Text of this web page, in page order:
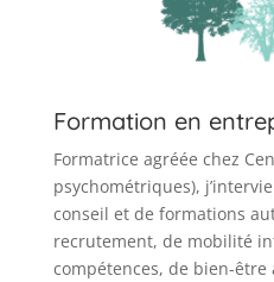
Formation en
Formatrice agréée chez
psychométriques),
conseil et de formations
recrutement, de mobilité
compétences, de bien-